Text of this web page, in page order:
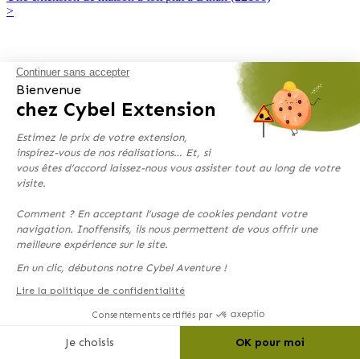
>
Continuer sans accepter
Bienvenue
chez Cybel Extension
Estimez le prix de votre extension,
inspirez-vous de nos réalisations… Et, si
vous êtes d’accord laissez-nous vous assister tout au long de votre
visite.
Comment ? En acceptant l’usage de cookies pendant votre
navigation. Inoffensifs, ils nous permettent de vous offrir une
meilleure expérience sur le site.
En un clic, débutons notre Cybel Aventure !
Lire la politique de confidentialité
Consentements certifiés par
Je choisis OK pour moi